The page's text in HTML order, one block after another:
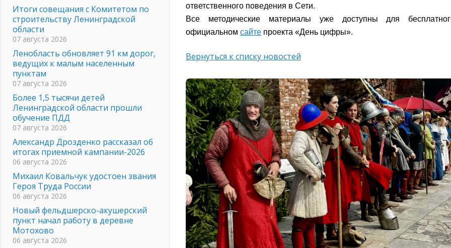
ответственного поведения в Сети.
Все методические материалы уже доступны для
официальном сайте проекта «День цифры».
Вернуться к списку новостей
Итоги совещания с Комитетом по
строительству Ленинградской
области
07 августа 2026
Ленобласть обновляет 91 км дорог,
ведущих к малым населенным
пунктам
07 августа 2026
Более 1,5 тысячи детей
Ленинградской области прошли
обучение ПДД
07 августа 2026
Александр Дрозденко рассказал об
итогах приемной кампании-2026
06 августа 2026
Михаил Ковальчук удостоен звания
Героя Труда России
06 августа 2026
Новый фельдшерско-акушерский
пункт начал работу в деревне
Мотохово
06 августа 2026